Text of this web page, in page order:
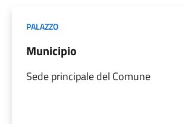
PALAZZO
Municipio
Sede principale del Comune